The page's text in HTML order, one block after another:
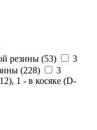
резины (53)
3
(228)
3
1 - в косяке (D-